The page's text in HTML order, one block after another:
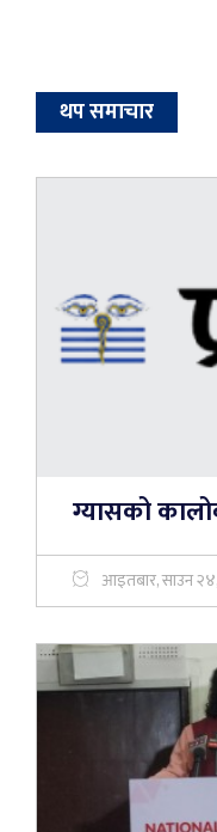
थप समाचार
ग्यासको
आइतबार, साउन